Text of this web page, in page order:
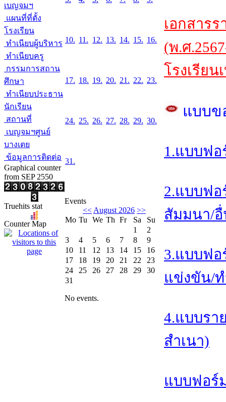
เบญจมฯ
แผนที่ที่ตั้ง
โรงเรียน
ทำเนียบผู้บริหาร
ทำเนียบครู
กรรมการสถาน
ศึกษา
ทำเนียบประธาน
นักเรียน
สถานที่
เบญจมฯศูนย์
บางเตย
ข้อมูลการติดต่อ
Graphical counter
from SEP 2550
Truehits stat
Counter Map
10. 11. 12. 13. 14. 15. 16.
17. 18. 19. 20. 21. 22. 23.
24. 25. 26. 27. 28. 29. 30.
31.
Events
<< August 2026 >>
Mo Tu We Th Fr Sa
Su
1
2
3
4 5 6 7 8
9
10
11 12 13 14 15
16
17
18 19 20 21 22
23
24
25 26 27 28 29
30
31
No events.
เอกสาร
(พ.ศ
โรงเรีย
แบบข
1.แบบฟ
2.แบบฟ
สัมมนา/
3.แบบฟอ
แข่งขัน/
4.แบบรา
สำเนา)
แบบฟอร์